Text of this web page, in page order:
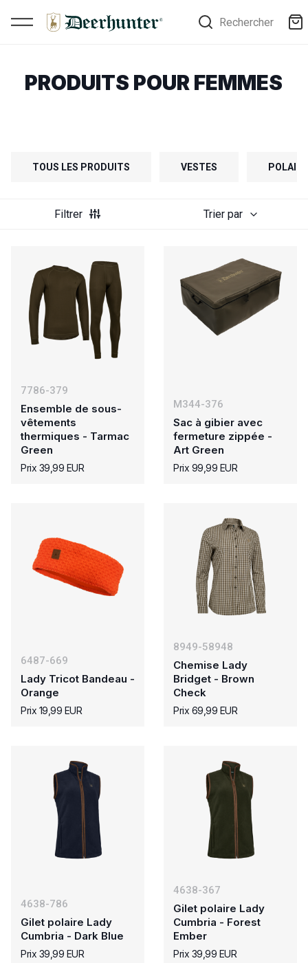
Rechercher
PRODUITS POUR FEMMES
TOUS LES PRODUITS VESTES
Filtrer Trier par
7786-379
Ensemble de sous-
vêtements
thermiques - Tarmac
Green
Prix 39,99 EUR
M344-376
Sac à gibier avec
fermeture zippée -
Art Green
Prix 99,99 EUR
6487-669
Lady Tricot Bandeau -
Orange
Prix 19,99 EUR
8949-58948
Chemise Lady
Bridget - Brown
Check
Prix 69,99 EUR
4638-786
Gilet polaire Lady
Cumbria - Dark Blue
Prix 39,99 EUR
4638-367
Gilet polaire Lady
Cumbria - Forest
Ember
Prix 39,99 EUR